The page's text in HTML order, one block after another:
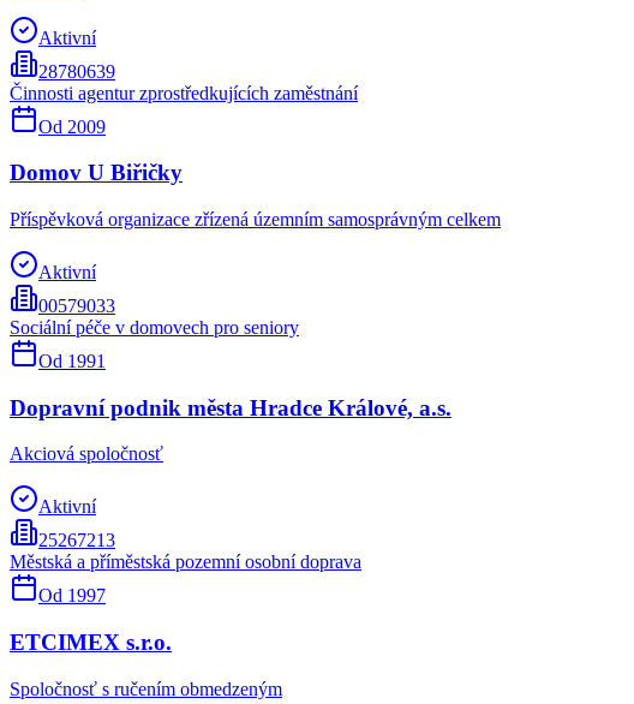
Aktivní
28780639
Činnosti agentur zprostředkujících zaměstnání
Od 2009
Domov U Biřičky
Příspěvková organizace zřízená územním samosprávným celkem
Aktivní
00579033
Sociální péče v domovech pro seniory
Od 1991
Dopravní podnik města Hradce Králové, a.s.
Akciová spoločnosť
Aktivní
25267213
Městská a příměstská pozemní osobní doprava
Od 1997
ETCIMEX s.r.o.
Spoločnosť s ručením obmedzeným